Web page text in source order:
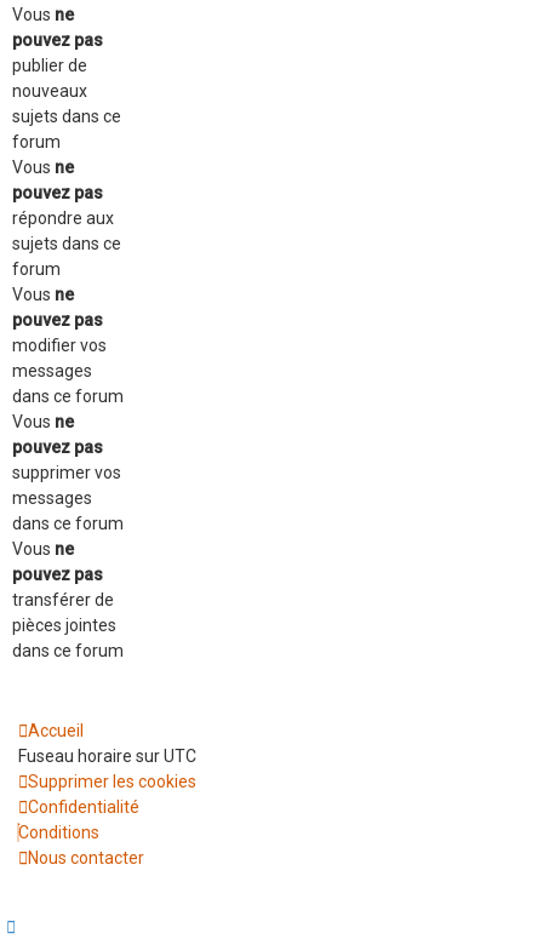
Vous ne
pouvez pas
publier de
nouveaux
sujets dans ce
forum
Vous ne
pouvez pas
répondre aux
sujets dans ce
forum
Vous ne
pouvez pas
modifier vos
messages
dans ce forum
Vous ne
pouvez pas
supprimer vos
messages
dans ce forum
Vous ne
pouvez pas
transférer de
pièces jointes
dans ce forum
Accueil
Fuseau horaire surUTC
Supprimer les cookies
Confidentialité
Conditions
Nous contacter